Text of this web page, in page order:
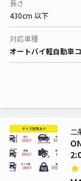
長さ
430cm 以下
対応車種
オートバイ軽自動車
二